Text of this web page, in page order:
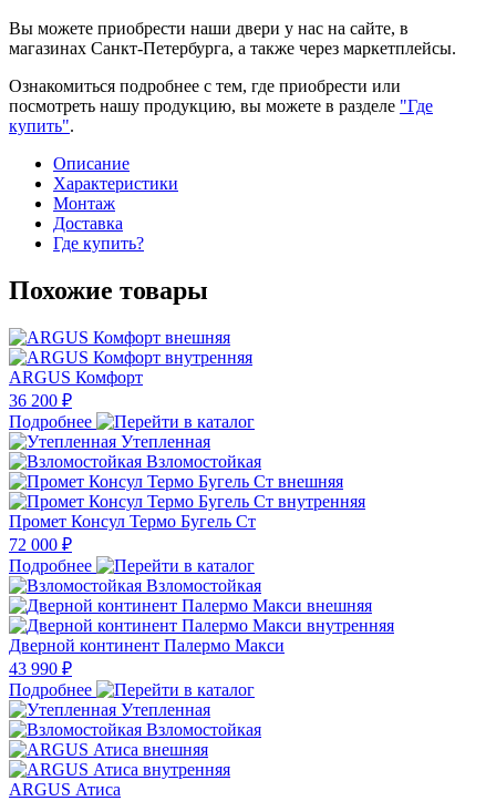
Вы можете приобрести наши двери у нас на сайте, в
магазинах Санкт-Петербурга, а также через маркетплейсы.
Ознакомиться подробнее с тем, где приобрести или
посмотреть нашу продукцию, вы можете в разделе "Где
купить".
Описание
Характеристики
Монтаж
Доставка
Где купить?
Похожие товары
ARGUS Комфорт
36 200 ₽
Подробнее
Утепленная
Взломостойкая
Промет Консул Термо Бугель Ст
72 000 ₽
Подробнее
Взломостойкая
Дверной континент Палермо Макси
43 990 ₽
Подробнее
Утепленная
Взломостойкая
ARGUS Атиса